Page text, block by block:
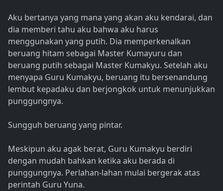
Aku bertanya yang mana yang akan aku kendarai, dan
dia memberi tahu aku bahwa aku harus
menggunakan yang putih. Dia memperkenalkan
beruang hitam sebagai Master Kumayuru dan
beruang putih sebagai Master Kumakyu. Setelah aku
menyapa Guru Kumakyu, beruang itu bersenandung
lembut kepadaku dan berjongkok untuk menunjukkan
punggungnya.
Sungguh beruang yang pintar.
Meskipun aku agak berat, Guru Kumakyu berdiri
dengan mudah bahkan ketika aku berada di
punggungnya. Perlahan-lahan mulai bergerak atas
perintah Guru Yuna.